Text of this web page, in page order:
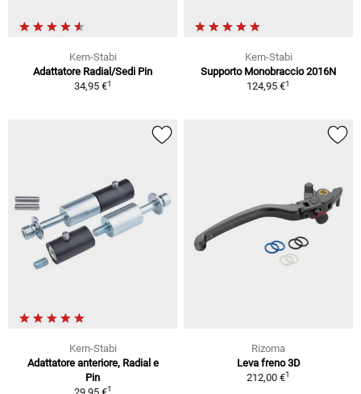
Kern-Stabi
Adattatore Radial/Sedi Pin
34,95 €1
Kern-Stabi
Supporto Monobraccio 2016N
124,95 €1
Kern-Stabi
Adattatore anteriore, Radial e
Pin
1
Rizoma
Leva freno 3D
212,00 €1